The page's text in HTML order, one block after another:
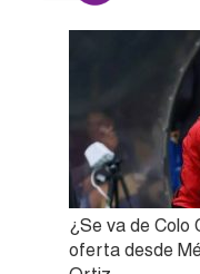
¿Se va de Colo
oferta desde